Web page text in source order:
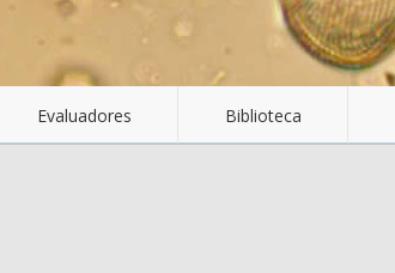
Evaluadores Biblioteca